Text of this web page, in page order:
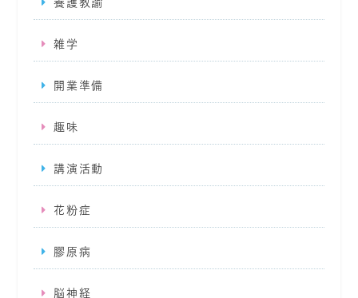
養護教諭
雑学
開業準備
趣味
講演活動
花粉症
膠原病
脳神経